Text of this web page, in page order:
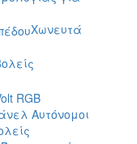
Χωνευτά
RGB
Αυτόνομοι